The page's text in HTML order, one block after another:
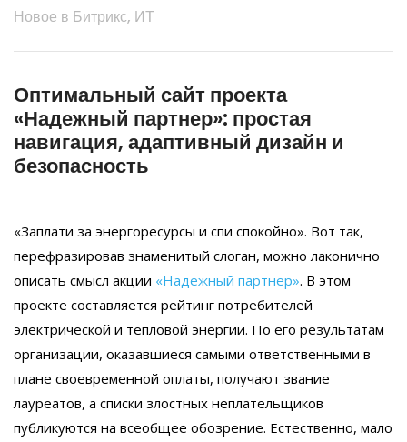
Новое в Битрикс, ИТ
Оптимальный сайт проекта
«Надежный партнер»: простая
навигация, адаптивный дизайн и
безопасность
«Заплати за энергоресурсы и спи спокойно». Вот так,
перефразировав знаменитый слоган, можно лаконично
описать смысл акции «Надежный партнер». В этом
проекте составляется рейтинг потребителей
электрической и тепловой энергии. По его результатам
организации, оказавшиеся самыми ответственными в
плане своевременной оплаты, получают звание
лауреатов, а списки злостных неплательщиков
публикуются на всеобщее обозрение. Естественно, мало